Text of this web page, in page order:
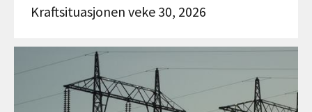
Kraftsituasjonen veke 30, 2026